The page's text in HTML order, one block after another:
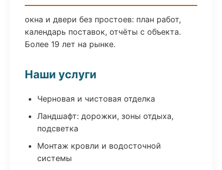
окна и двери без простоев: план работ,
календарь поставок, отчёты с объекта.
Более 19 лет на рынке.
Наши услуги
Черновая и чистовая отделка
Ландшафт: дорожки, зоны отдыха,
подсветка
Монтаж кровли и водосточной
системы